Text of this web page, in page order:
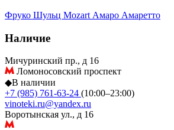
Фруко Шульц Mozart Амаро Амаретто
Наличие
Мичуринский пр., д 16
Ломоносовский проспект
◆В наличии
+7 (985) 761-63-24 (10:00–23:00)
vinoteki.ru@yandex.ru
Воротынская ул., д 16